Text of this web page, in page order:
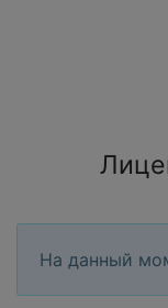
На данный